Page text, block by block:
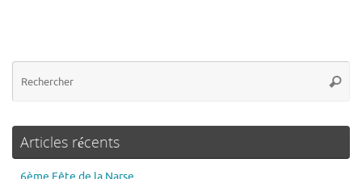
Articles récents